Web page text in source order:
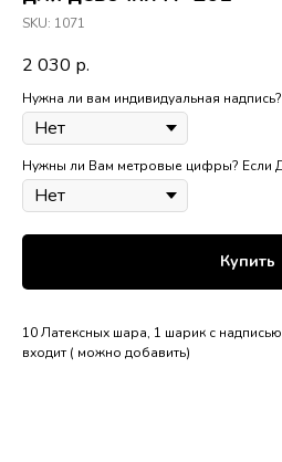
SKU: 1071
2 030 р.
Нужна ли вам индивидуальная надпись?
Нужны ли Вам метровые цифры? Если
Купить
10 Латексных шара, 1 шарик с
входит ( можно добавить)